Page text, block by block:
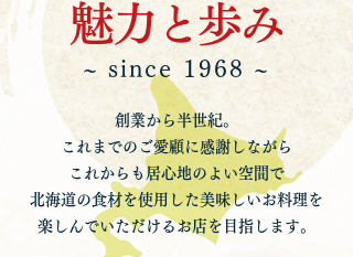
​魅力と歩み
創業から半世紀。
これまでのご愛顧に感謝しながら
これからも居心地のよい空間で
北海道の食材を使用した美味しいお料理を
楽しんでいただけるお店を目指します。
~ since 1968 ~